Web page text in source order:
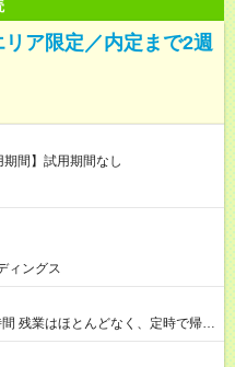
ア限定／内定まで2週
単位で支給 【試用期間】試用期間なし
ィングス
れ
の業務は進捗管理や事務が中心な
が終われば、自然と区切りをつけ